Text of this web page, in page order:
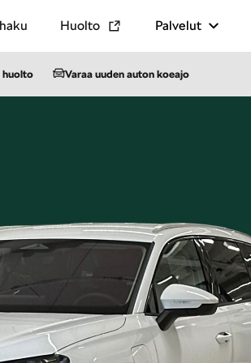
Huolto Palvelut
huolto Varaa uuden auton koeajo